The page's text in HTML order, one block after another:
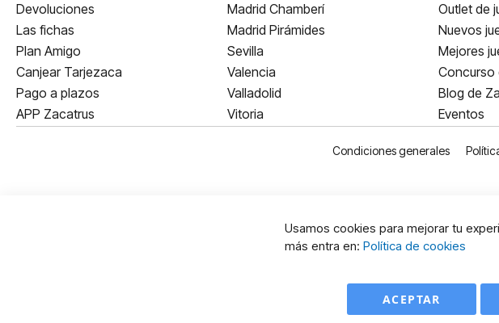
Devoluciones
Las fichas
Plan Amigo
Canjear Tarjezaca
Pago a plazos
APP Zacatrus
Madrid Chamberí
Madrid Pirámides
Sevilla
Valencia
Valladolid
Vitoria
Outlet de
Nuevos
Mejores
Concurso
Blog de
Eventos
Condiciones generales
Usamos cookies para mejorar tu
más entra en: Política de cookies
ACEPTAR